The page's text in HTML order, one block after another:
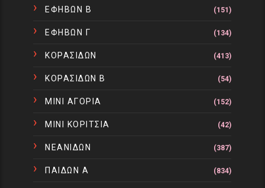
ΕΦΗΒΩΝ Β (151)
ΕΦΗΒΩΝ Γ (134)
ΚΟΡΑΣΙΔΩΝ (413)
ΚΟΡΑΣΙΔΩΝ Β (54)
ΜΙΝΙ ΑΓΟΡΙΑ (152)
ΜΙΝΙ ΚΟΡΙΤΣΙΑ (42)
ΝΕΑΝΙΔΩΝ (387)
ΠΑΙΔΩΝ Α (834)